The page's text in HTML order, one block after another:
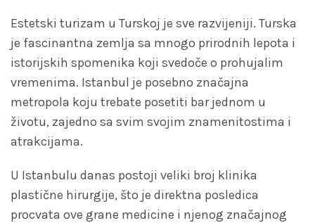
Estetski turizam u Turskoj je sve razvijeniji. Turska
je fascinantna zemlja sa mnogo prirodnih lepota i
istorijskih spomenika koji svedoče o prohujalim
vremenima. Istanbul je posebno značajna
metropola koju trebate posetiti bar jednom u
životu, zajedno sa svim svojim znamenitostima i
atrakcijama.
U Istanbulu danas postoji veliki broj klinika
plastične hirurgije, što je direktna posledica
procvata ove grane medicine i njenog značajnog